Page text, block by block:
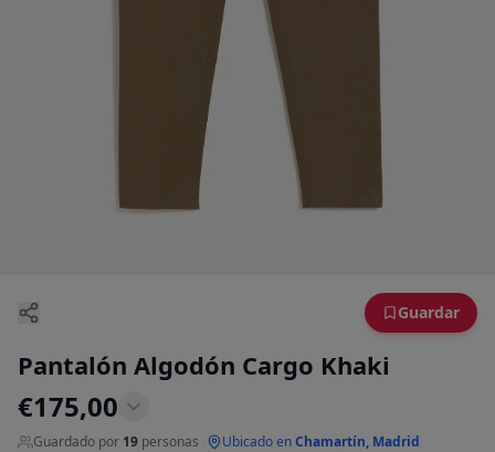
Guardar
Pantalón Algodón Cargo Khaki
€175,00
Guardado por 19 personas Ubicado enChamartín, Madrid